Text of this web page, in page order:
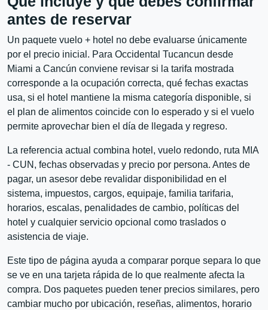
antes de reservar
Un paquete vuelo + hotel no debe evaluarse únicamente
por el precio inicial. Para Occidental Tucancun desde
Miami a Cancún conviene revisar si la tarifa mostrada
corresponde a la ocupación correcta, qué fechas exactas
usa, si el hotel mantiene la misma categoría disponible, si
el plan de alimentos coincide con lo esperado y si el vuelo
permite aprovechar bien el día de llegada y regreso.
La referencia actual combina hotel, vuelo redondo, ruta MIA
- CUN, fechas observadas y precio por persona. Antes de
pagar, un asesor debe revalidar disponibilidad en el
sistema, impuestos, cargos, equipaje, familia tarifaria,
horarios, escalas, penalidades de cambio, políticas del
hotel y cualquier servicio opcional como traslados o
asistencia de viaje.
Este tipo de página ayuda a comparar porque separa lo que
se ve en una tarjeta rápida de lo que realmente afecta la
compra. Dos paquetes pueden tener precios similares, pero
cambiar mucho por ubicación, reseñas, alimentos, horario